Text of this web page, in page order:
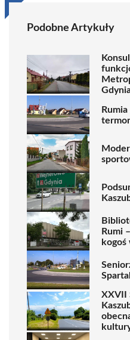
Podobne Artykuły
Rumi
kogoś
XXVII